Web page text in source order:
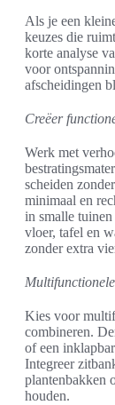
Als je een
keuzes die
korte analyse
voor
afscheidingen
Creëer
Werk met
scheiden
minimaal en
in smalle
vloer, tafel en
zonder extra
Kies voor
combineren.
of een
Integreer
plantenbakken
houden.